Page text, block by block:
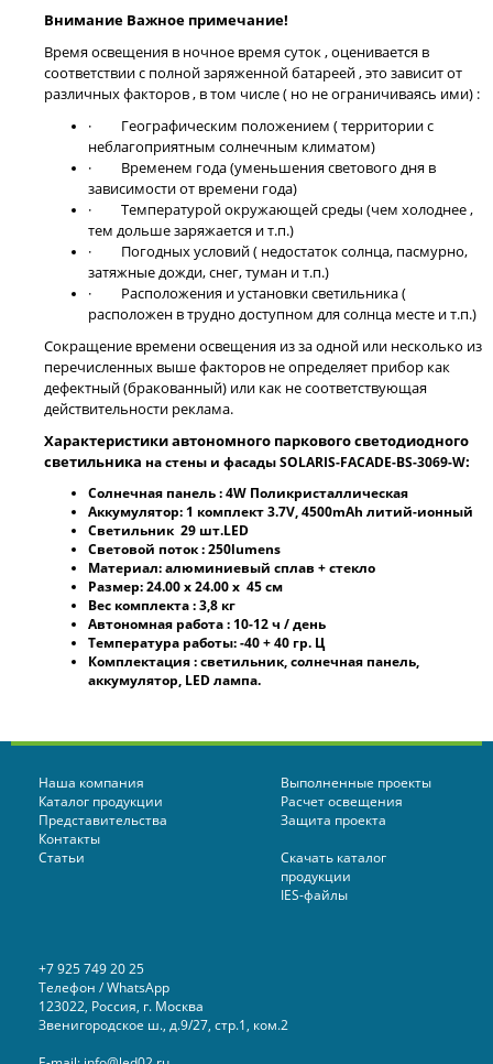
Внимание Важное примечание!
Время освещения в ночное время суток , оценивается в
соответствии с полной заряженной батареей , это зависит от
различных факторов , в том числе ( но не ограничиваясь ими) :
· Географическим положением ( территории с
неблагоприятным солнечным климатом)
· Временем года (уменьшения светового дня в
зависимости от времени года)
· Температурой окружающей среды (чем холоднее ,
тем дольше заряжается и т.п.)
· Погодных условий ( недостаток солнца, пасмурно,
затяжные дожди, снег, туман и т.п.)
· Расположения и установки светильника (
расположен в трудно доступном для солнца месте и т.п.)
Сокращение времени освещения из за одной или несколько из
перечисленных выше факторов не определяет прибор как
дефектный (бракованный) или как не соответствующая
действительности реклама.
Характеристики автономного паркового светодиодного
светильника на стены и фасады SOLARIS-FACADE-BS-3069-W:
Солнечная панель : 4W Поликристаллическая
Аккумулятор: 1 комплект 3.7V, 4500mAh литий-ионный
Светильник 29 шт.LED
Световой поток : 250lumens
Материал: алюминиевый сплав + стекло
Размер: 24.00 х 24.00 х 45 см
Вес комплекта : 3,8 кг
Автономная работа : 10-12 ч / день
Температура работы: -40 + 40 гр. Ц
Комплектация : светильник, солнечная панель,
аккумулятор, LED лампа.
Наша компания
Каталог продукции
Представительства
Контакты
Статьи
Выполненные проекты
Расчет освещения
Защита проекта
Скачать каталог
продукции
IES-файлы
+7 925 749 20 25
Телефон / WhatsApp
123022, Россия, г. Москва
Звенигородское ш., д.9/27, стр.1, ком.2